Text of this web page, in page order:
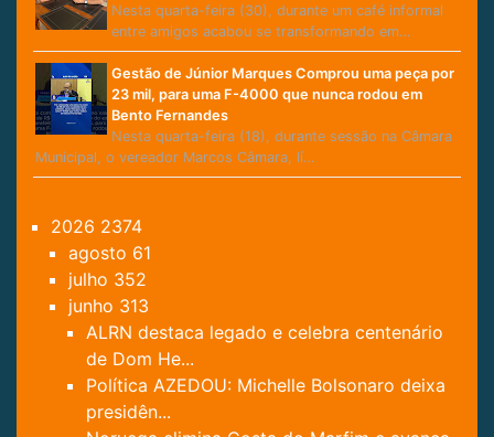
Nesta quarta-feira (30), durante um café informal
entre amigos acabou se transformando em…
Gestão de Júnior Marques Comprou uma peça por
23 mil, para uma F-4000 que nunca rodou em
Bento Fernandes
Nesta quarta-feira (18), durante sessão na Câmara
Municipal, o vereador Marcos Câmara, lí…
2026 2374
agosto 61
julho 352
junho 313
ALRN destaca legado e celebra centenário
de Dom He...
Política AZEDOU: Michelle Bolsonaro deixa
presidên...